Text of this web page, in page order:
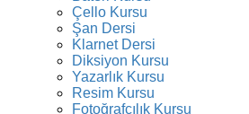
Çello Kursu
Şan Dersi
Klarnet Dersi
Diksiyon Kursu
Yazarlık Kursu
Resim Kursu
Fotoğrafçılık Kursu